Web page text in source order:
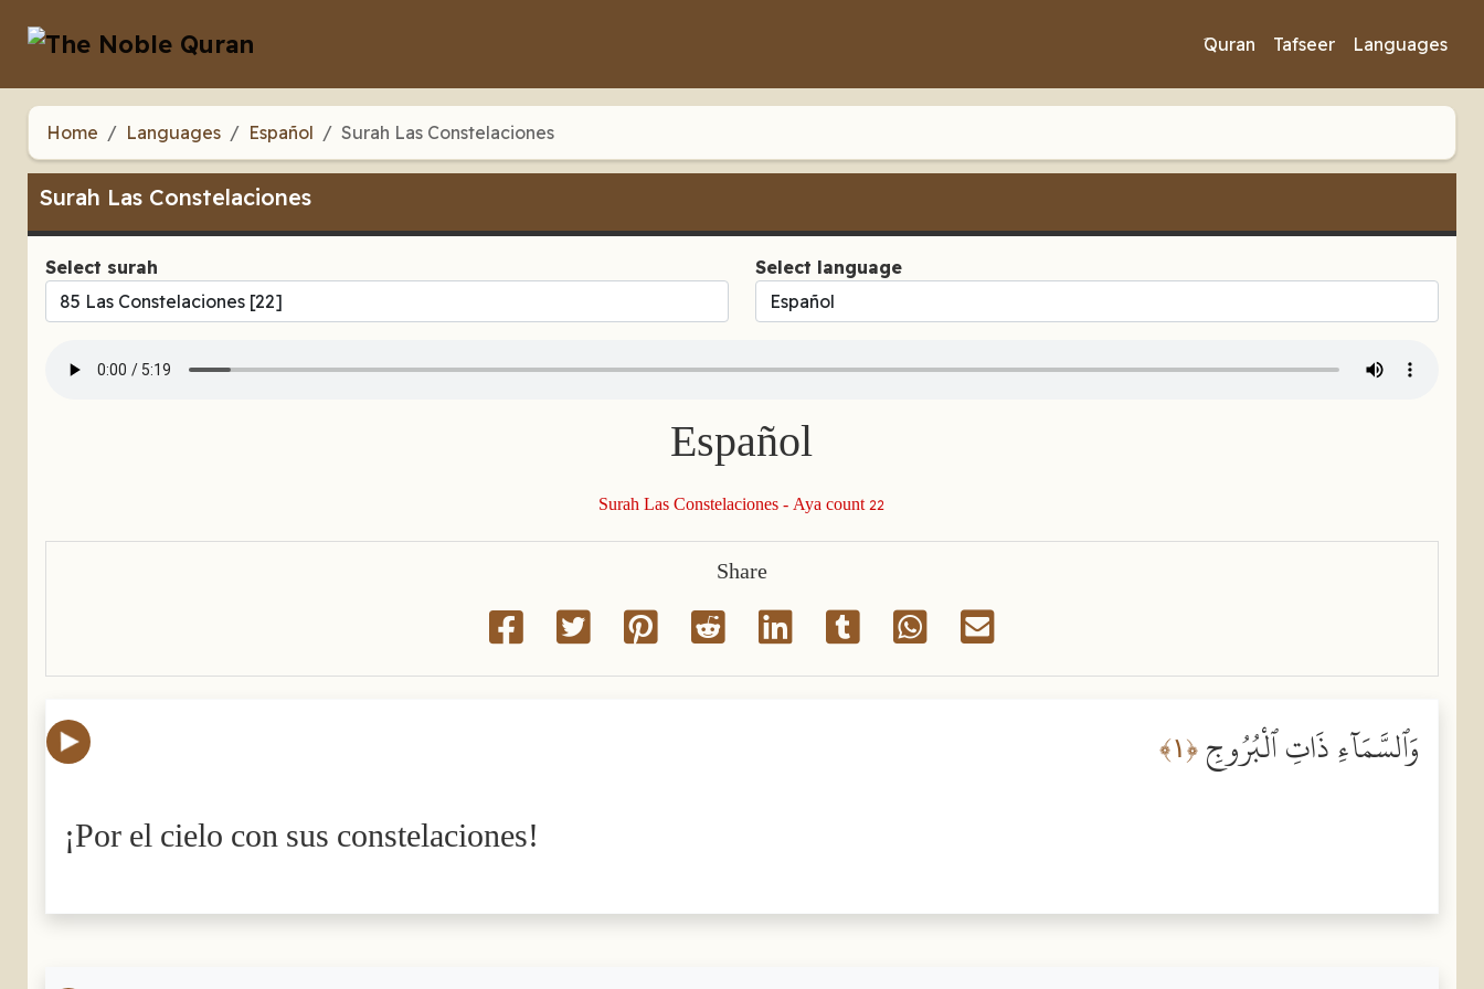
َQuran Tafseer Languages
Home Languages Español Surah Las Constelaciones
Surah Las Constelaciones
Select surah Select language
Español
Surah Las Constelaciones - Aya count 22
Share
وَٱلسَّمَآءِ ذَاتِ ٱلْبُرُوجِ﴿١﴾
¡Por el cielo con sus constelaciones!